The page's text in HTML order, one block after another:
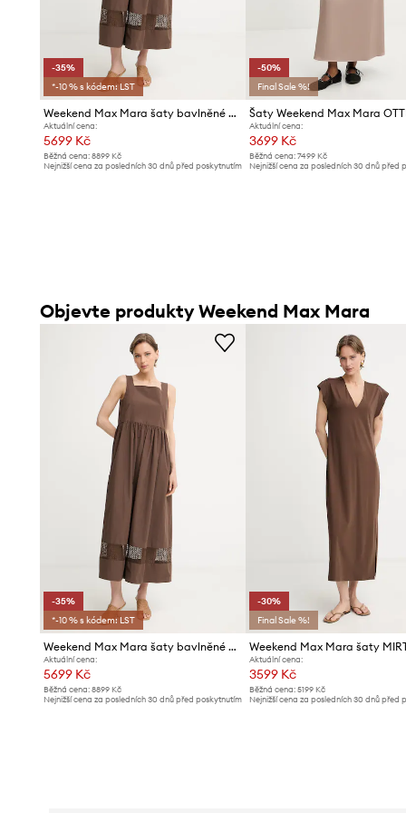
-35%
*-10 % s kódem: LST
Weekend Max Mara šaty bavlněné GOLA
Aktuální cena:
5699 Kč
Běžná cena: 8899 Kč
Nejnižší cena za posledních 30 dnů před poskytnutím
-50%
Final Sale %!
Šaty Weekend Max Mara
Aktuální cena:
3699 Kč
Běžná cena:7499 Kč
Nejnižší cena za posledních 30 dnů před
Objevte produkty Weekend Max Mara
-35%
*-10 % s kódem: LST
Weekend Max Mara šaty bavlněné GOLA
Aktuální cena:
5699 Kč
Běžná cena: 8899 Kč
Nejnižší cena za posledních 30 dnů před poskytnutím
-30%
Final Sale %!
Weekend Max Mara šaty
Aktuální cena:
3599 Kč
Běžná cena:5199 Kč
Nejnižší cena za posledních 30 dnů před